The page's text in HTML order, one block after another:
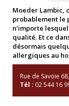
Moeder Lambic,
probablement le
n’importe
qualité. Et ce
désormais
allergiques au
Rue de Savoie
Tél : 02 544 16